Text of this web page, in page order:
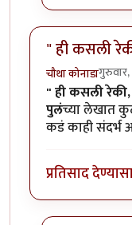
" ही कसली
चौथा कोनाडा
" ही कसली
पुलंच्या लेखात
कडं काही संदर्भ
प्रतिसाद